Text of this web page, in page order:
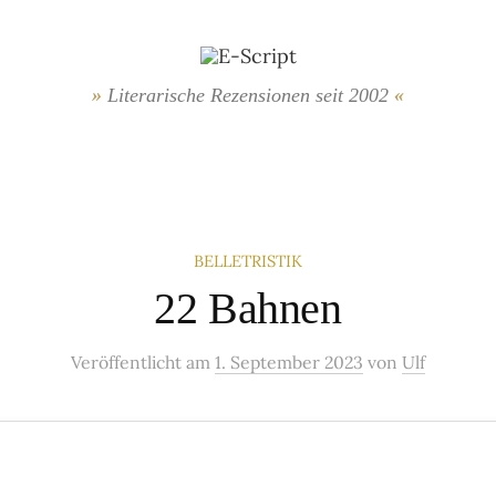
Literarische Rezensionen seit 2002
BELLETRISTIK
22 Bahnen
Veröffentlicht am 1. September 2023 von Ulf